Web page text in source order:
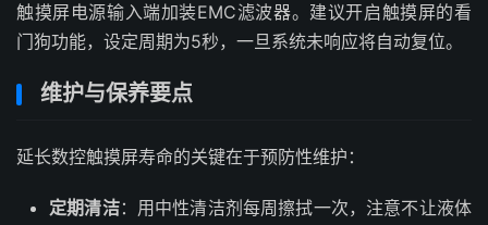
触摸屏电源输入端加装EMC滤波器。建议开启触摸屏的看
门狗功能，设定周期为5秒，一旦系统未响应将自动复位。
维护与保养要点
延长数控触摸屏寿命的关键在于预防性维护：
定期清洁：用中性清洁剂每周擦拭一次，注意不让液体